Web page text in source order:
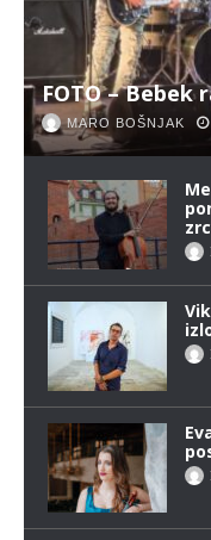
FOTO – Bebek
MARO BOŠNJAK